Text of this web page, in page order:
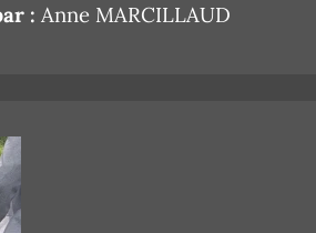
: Anne MARCILLAUD